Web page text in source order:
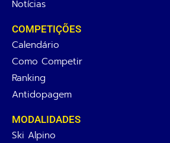
Notícias
COMPETIÇÕES
Calendário
Como Competir
Ranking
Antidopagem
MODALIDADES
Ski Alpino